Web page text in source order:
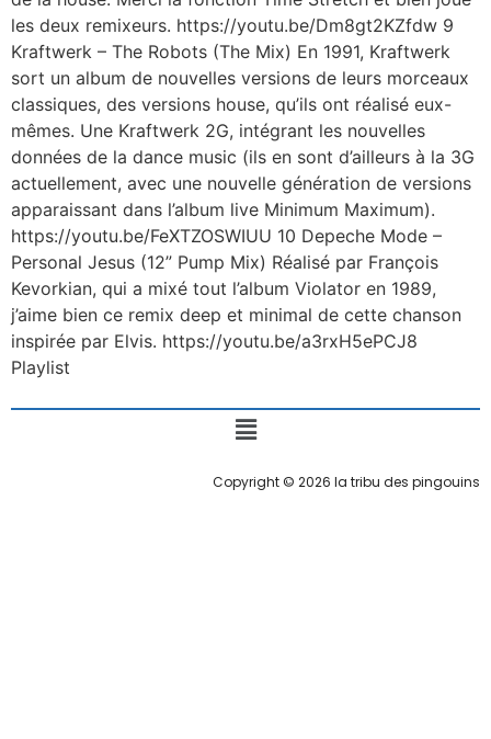
les deux remixeurs. https://youtu.be/Dm8gt2KZfdw 9
Kraftwerk – The Robots (The Mix) En 1991, Kraftwerk
sort un album de nouvelles versions de leurs morceaux
classiques, des versions house, qu’ils ont réalisé eux-
mêmes. Une Kraftwerk 2G, intégrant les nouvelles
données de la dance music (ils en sont d’ailleurs à la 3G
actuellement, avec une nouvelle génération de versions
apparaissant dans l’album live Minimum Maximum).
https://youtu.be/FeXTZOSWIUU 10 Depeche Mode –
Personal Jesus (12” Pump Mix) Réalisé par François
Kevorkian, qui a mixé tout l’album Violator en 1989,
j’aime bien ce remix deep et minimal de cette chanson
inspirée par Elvis. https://youtu.be/a3rxH5ePCJ8
Playlist
Copyright © 2026 la tribu des pingouins